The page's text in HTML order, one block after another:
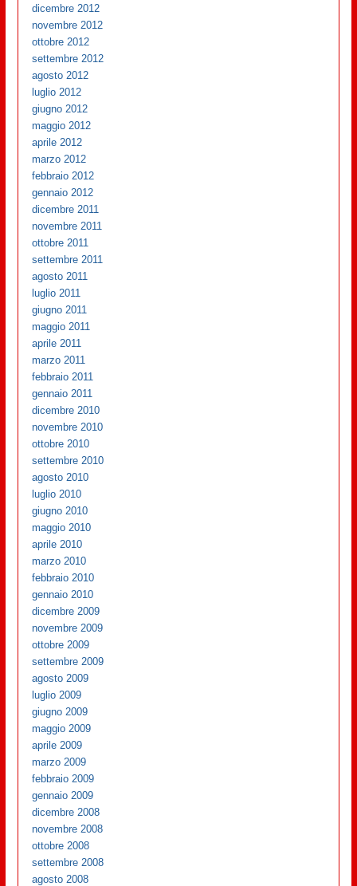
dicembre 2012
novembre 2012
ottobre 2012
settembre 2012
agosto 2012
luglio 2012
giugno 2012
maggio 2012
aprile 2012
marzo 2012
febbraio 2012
gennaio 2012
dicembre 2011
novembre 2011
ottobre 2011
settembre 2011
agosto 2011
luglio 2011
giugno 2011
maggio 2011
aprile 2011
marzo 2011
febbraio 2011
gennaio 2011
dicembre 2010
novembre 2010
ottobre 2010
settembre 2010
agosto 2010
luglio 2010
giugno 2010
maggio 2010
aprile 2010
marzo 2010
febbraio 2010
gennaio 2010
dicembre 2009
novembre 2009
ottobre 2009
settembre 2009
agosto 2009
luglio 2009
giugno 2009
maggio 2009
aprile 2009
marzo 2009
febbraio 2009
gennaio 2009
dicembre 2008
novembre 2008
ottobre 2008
settembre 2008
agosto 2008